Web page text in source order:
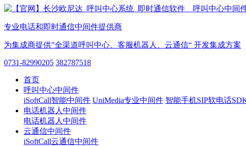
专业电话和即时通信中间件提供商
为集成商提供”全渠道呼叫中心、客服机器人、云通信“ 开发集成方案
0731-82990205 382787518
首页
呼叫中心中间件
iSoftCall智能中间件 UniMedia专业中间件 智能手机SIP软电话
电话机器人中间件
电话机器人中间件
云通信中间件
iSoftCall云通信中间件